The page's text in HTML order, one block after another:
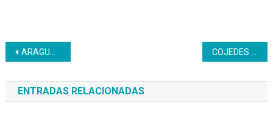
Navegación
de
entradas
ARAGUA | Formados en Turismo para el quehacer productivo de la patria
ENTRADAS RELACIONADAS